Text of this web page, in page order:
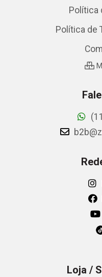
Política
Política de
Loja /